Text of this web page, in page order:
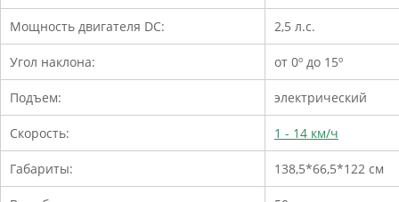
Мощность двигателя DC: 2,5 л.с.
Угол наклона: от 0º до 15º
Подъем: электрический
Скорость: 1 - 14 км/ч
Габариты: 138,5*66,5*122 см